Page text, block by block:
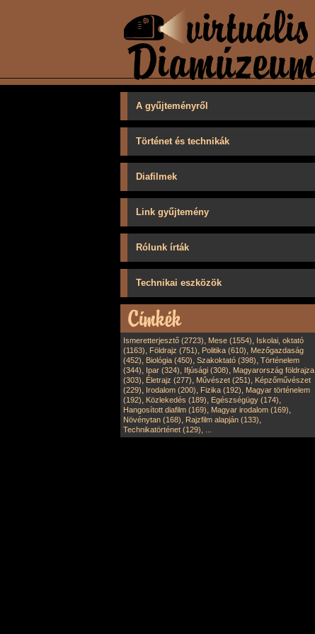
A gyűjteményről
Történet és technikák
Diafilmek
Link gyűjtemény
Rólunk írták
Technikai eszközök
Ismeretterjesztő (2723), Mese (1554), Iskolai, oktató
(1163), Földrajz (751), Politika (610), Mezőgazdaság
(452), Biológia (450), Szakoktató (398), Történelem
(344), Ipar (324), Ifjúsági (308), Magyarország földrajza
(303), Életrajz (277), Művészet (251), Képzőművészet
(229), Irodalom (200), Fizika (192), Magyar történelem
(192), Közlekedés (189), Egészségügy (174),
Hangosított diafilm (169), Magyar irodalom (169),
Növénytan (168), Rajzfilm alapján (133),
Technikatörténet (129),